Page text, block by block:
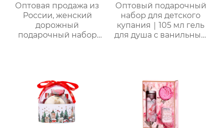
Оптовая продажа из
России, женский
дорожный
подарочный набор
+ соль для ванн),
портативная сумка из
ПВХ, доступен OEM-
производитель
Оптовый подарочный
набор для детского
купания｜105 мл гель
для душа с ванильным